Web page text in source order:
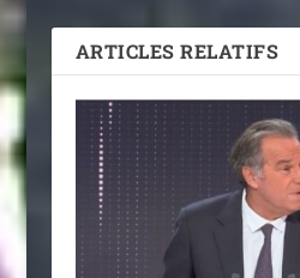
ARTICLES RELATIFS